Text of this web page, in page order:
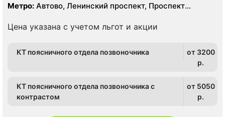
Метро: Автово, Ленинский проспект, Проспект
Цена указана с учетом льгот и акции
КТ поясничного отдела позвоночника
от 3200
p.
КТ поясничного отдела позвоночника с
контрастом
от 5050
p.